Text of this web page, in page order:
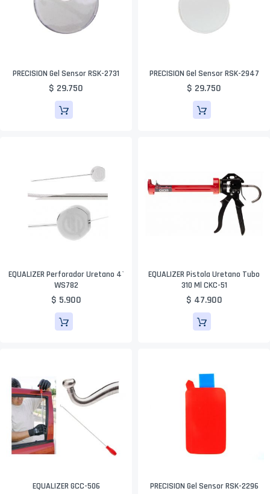
PRECISION Gel Sensor RSK-2731
$ 29.750
PRECISION Gel Sensor RSK-2947
$ 29.750
EQUALIZER Perforador Uretano 4`
WS782
$ 5.900
EQUALIZER Pistola Uretano Tubo
310 Ml CKC-51
$ 47.900
EQUALIZER GCC-506 PRECISION Gel Sensor RSK-2296